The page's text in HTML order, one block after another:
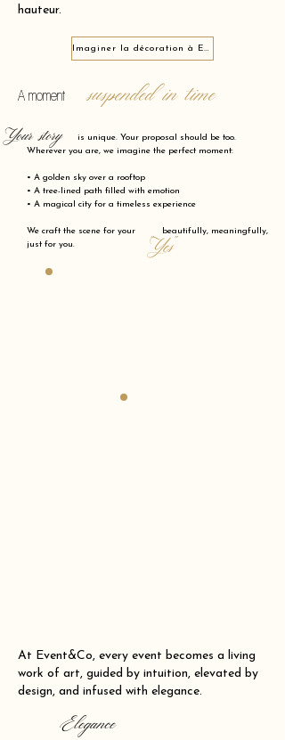
hauteur.
Imaginer la décoration à Evry-Courcouronnes 91000
A moment suspended in time
is unique. Your proposal should be too.
Wherever you are, we imagine the perfect moment:
• A golden sky over a rooftop
• A tree-lined path filled with emotion
• A magical city for a timeless experience
We craft the scene for your beautifully, meaningfully,
just for you.
"Yes"
Your story
At Event&Co, every event becomes a living
work of art, guided by intuition, elevated by
design, and infused with elegance.
Elegance